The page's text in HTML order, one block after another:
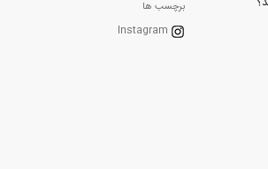
برچسب ها
Instagram